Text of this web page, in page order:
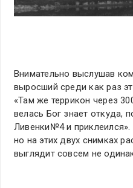
Внимательно выслушав
выросший среди как раз
«Там же террикон через
велась Бог знает откуда,
Ливенки№4 и
но на этих двух снимках
выглядит совсем не